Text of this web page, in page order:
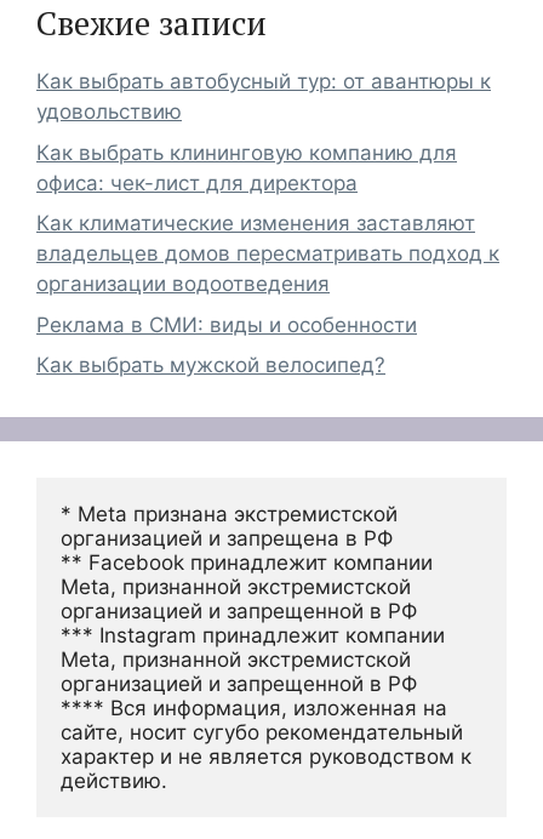
Свежие записи
Как выбрать автобусный тур: от авантюры к
удовольствию
Как выбрать клининговую компанию для
офиса: чек-лист для директора
Как климатические изменения заставляют
владельцев домов пересматривать подход к
организации водоотведения
Реклама в СМИ: виды и особенности
Как выбрать мужской велосипед?
* Meta признана экстремистской
организацией и запрещена в РФ
** Facebook принадлежит компании
Meta, признанной экстремистской
организацией и запрещенной в РФ
*** Instagram принадлежит компании
Meta, признанной экстремистской
организацией и запрещенной в РФ
**** Вся информация, изложенная на
сайте, носит сугубо рекомендательный
характер и не является руководством к
действию.